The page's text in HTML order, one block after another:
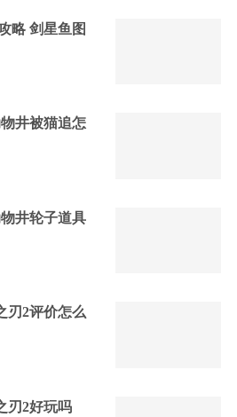
略 剑星鱼图
井被猫追怎
井轮子道具
刃2评价怎么
刃2好玩吗